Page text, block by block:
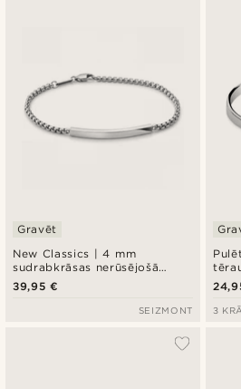
New Classics | 4 mm
sudrabkrāsas nerūsējošā
tērauda noapaļota “box” tipa
ķēdītes ID aproce
Gravēt
39,95 €
SEIZMONT 3